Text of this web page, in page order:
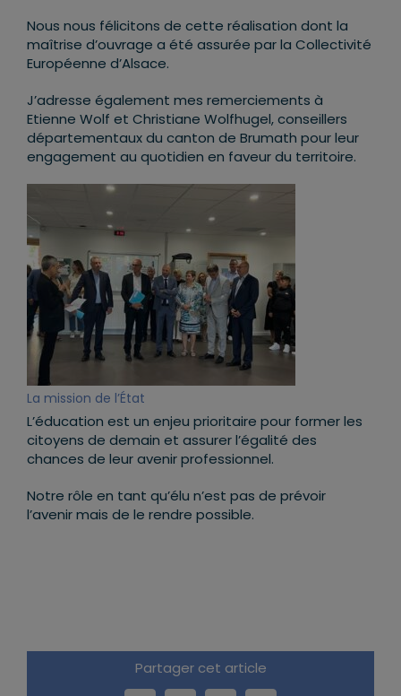
Nous nous félicitons de cette réalisation dont la
maîtrise d’ouvrage a été assurée par la Collectivité
Européenne d’Alsace.
J’adresse également mes remerciements à
Etienne Wolf et Christiane Wolfhugel, conseillers
départementaux du canton de Brumath pour leur
engagement au quotidien en faveur du territoire.
La mission de l’État
L’éducation est un enjeu prioritaire pour former les
citoyens de demain et assurer l’égalité des
chances de leur avenir professionnel.
Notre rôle en tant qu’élu n’est pas de prévoir
l’avenir mais de le rendre possible.
Partager cet article